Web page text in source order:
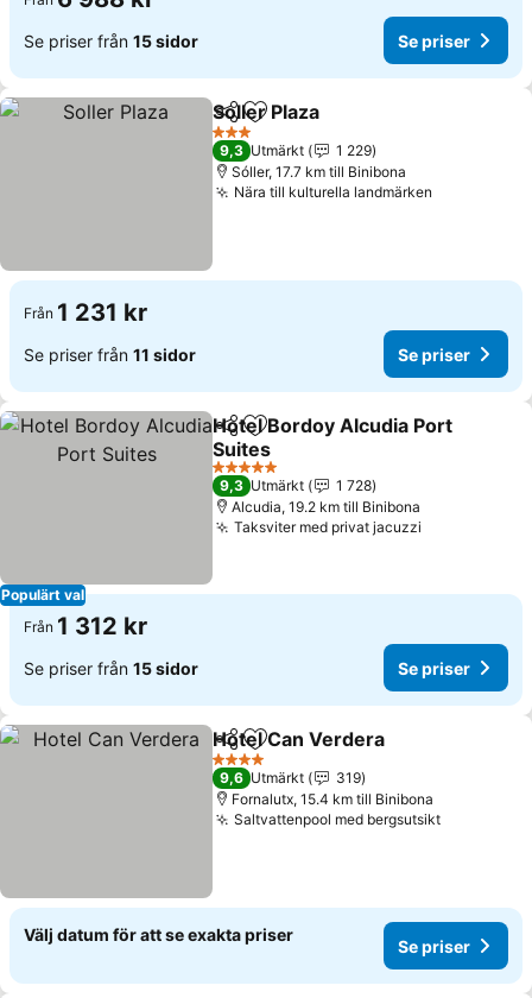
Se priser från 15 sidor Se priser
Dela Lägg till i Mina Favoriter
Soller Plaza
3 Stjärnor
9,3 Utmärkt
1 229
Sóller, 17.7 km till Binibona
Nära till kulturella landmärken
Från 1 231 kr
Se priser från 11 sidor Se priser
Populärt val
Dela Lägg till i Mina Favoriter
Hotel Bordoy Alcudia Port
Suites
Se priser
5 Stjärnor
9,3 Utmärkt
1 728
Alcudia, 19.2 km till Binibona
Taksviter med privat jacuzzi
Från 1 312 kr
Se priser från 15 sidor Se priser
Dela Lägg till i Mina Favoriter
Hotel Can Verdera
4 Stjärnor
9,6 Utmärkt
319
Fornalutx, 15.4 km till Binibona
Saltvattenpool med bergsutsiktSe priser
Välj datum för att se exakta priser
Se priser